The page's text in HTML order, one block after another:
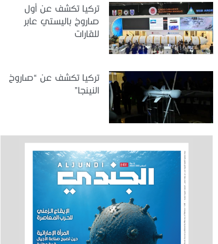
تركيا تكشف عن أول
صاروخ باليستي عابر
للقارات
تركيا تكشف عن “صاروخ
النينجا”